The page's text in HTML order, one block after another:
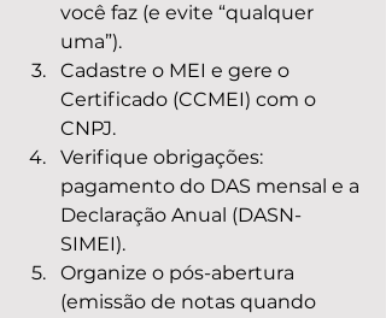
você faz (e evite “qualquer
uma”).
Cadastre o MEI e gere o
Certificado (CCMEI) com o
CNPJ.
Verifique obrigações:
pagamento do DAS mensal e a
Declaração Anual (DASN-
SIMEI).
Organize o pós-abertura
(emissão de notas quando